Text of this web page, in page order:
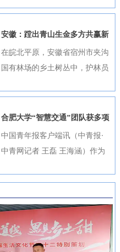
来，邮储银行安徽省分行高度重
应、热情参与。95名员工利用业
余时间潜心创作，共提交89件作
品。经过严格遴选，41件优秀作
《廉心清颂》《缝隙》等获奖作
品构思精巧、寓意深刻，将廉洁
内涵与传统文化元素相融合，充
面的扎实成效。近年来，邮储银
行安徽省分行始终将清廉金融文
化建设摆在重要位置，通过常态
在上海开幕，安徽交易团携科技
创新成果与厚重文化底蕴再度亮
参会工作，已于9月20日在合肥
进博会外企（安徽）供需对接暨
投资交流活动”，会上，130余家
安徽本土知名企业与21家进博会
系。在本届进博会上，来自安徽
的科技企业带来多件实物展品在
中国馆展出，此外，淮南、池州
等地市的老字号、非遗项目也展
示安徽丰富的文化底蕴。进博八
安徽：蹚出青山生金多方共赢新
路径
在皖北平原，安徽省宿州市夹沟
国有林场的乡土树丛中，护林员
南山区，歙县桂林国有林场的林
下基地里，农户忙着采收黄栀
林，从各自为战到联农共富，安
色变革，在守护江淮生态屏障的
同时，蹚出了一条生态效益、经
济效益、社会效益共赢的新路
合肥大学“智慧交通”团队获多项
重要进展
中国青年报客户端讯（中青报·
中青网记者 王磊 王海涵）作为
局城市，合肥正在着力打造低空
经济“前沿阵地”。合肥大学“智
慧交通”团队正在基础理论、关
键核心技术、人才队伍、产业发
展等方面全面发力，着力支撑合